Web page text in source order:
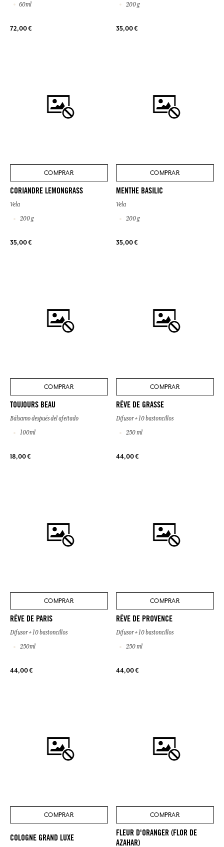
60ml
72,00 €
200 g
35,00 €
COMPRAR
CORIANDRE LEMONGRASS
Vela
200 g
35,00 €
COMPRAR
MENTHE BASILIC
Vela
200 g
35,00 €
COMPRAR
TOUJOURS BEAU
Bálsamo después del afeitado
100ml
18,00 €
COMPRAR
RÊVE DE GRASSE
Difusor + 10 bastoncillos
250 ml
44,00 €
COMPRAR
RÊVE DE PARIS
Difusor + 10 bastoncillos
250ml
44,00 €
COMPRAR
RÊVE DE PROVENCE
Difusor + 10 bastoncillos
250 ml
44,00 €
COMPRAR
COLOGNE GRAND LUXE
COMPRAR
FLEUR D'ORANGER (FLOR DE
AZAHAR)